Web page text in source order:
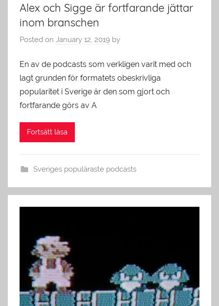
Alex och Sigge är fortfarande jättar
inom branschen
Posted on January 12, 2019 by
En av de podcasts som verkligen varit med och
lagt grunden för formatets obeskrivliga
popularitet i Sverige är den som gjort och
fortfarande görs av A
Fortsätt läsa
Sveriges populäraste podcasts